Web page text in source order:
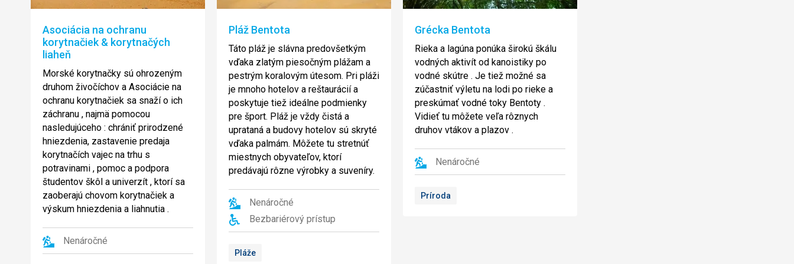
Asociácia na ochranu
korytnačiek & korytnačých
liaheň
Morské korytnačky sú ohrozeným
druhom živočíchov a Asociácie na
ochranu korytnačiek sa snaží o ich
záchranu , najmä pomocou
nasledujúceho : chrániť prirodzené
hniezdenia, zastavenie predaja
korytnačích vajec na trhu s
potravinami , pomoc a podpora
študentov škôl a univerzít , ktorí sa
zaoberajú chovom korytnačiek a
výskum hniezdenia a liahnutia .
Nenáročné
Pláž Bentota
Táto pláž je slávna predovšetkým
vďaka zlatým piesočným plážam a
pestrým koralovým útesom. Pri pláži
je mnoho hotelov a reštaurácií a
poskytuje tiež ideálne podmienky
pre šport. Pláž je vždy čistá a
uprataná a budovy hotelov sú skryté
vďaka palmám. Môžete tu stretnúť
miestnych obyvateľov, ktorí
predávajú rôzne výrobky a suveníry.
Nenáročné
Bezbariérový prístup
Pláže
Grécka Bentota
Rieka a lagúna ponúka širokú škálu
vodných aktivít od kanoistiky po
vodné skútre . Je tiež možné sa
zúčastniť výletu na lodi po rieke a
preskúmať vodné toky Bentoty .
Vidieť tu môžete veľa rôznych
druhov vtákov a plazov .
Nenáročné
Príroda